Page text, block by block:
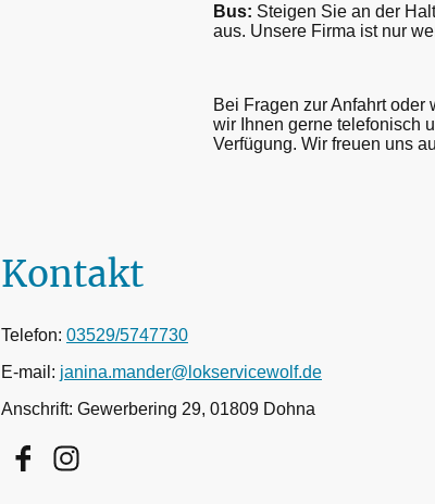
Bus: Steigen Sie an der
aus. Unsere Firma ist nur
Bei Fragen zur Anfahrt oder
wir Ihnen gerne telefonisch
Verfügung. Wir freuen uns
Kontakt
Telefon: 03529/5747730
E-mail: janina.mander@lokservicewolf.de
Anschrift: Gewerbering 29, 01809 Dohna